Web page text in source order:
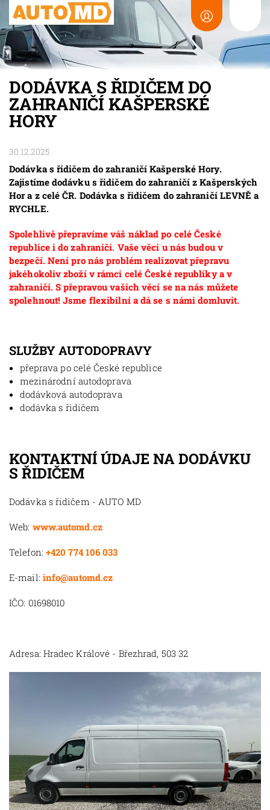
DODÁVKA S ŘIDIČEM DO
ZAHRANIČÍ KAŠPERSKÉ
HORY
30.12.2025
Dodávka s řidičem do zahraničí Kašperské Hory.
Zajistíme dodávku s řidičem do zahraničí z Kašperských
Hor a z celé ČR. Dodávka s řidičem do zahraničí LEVNĚ a
RYCHLE.
Spolehlivě přepravíme váš náklad po celé České
republice i do zahraničí. Vaše věci u nás budou v
bezpečí. Není pro nás problém realizovat přepravu
jakéhokoliv zboží v rámci celé České republiky a v
zahraničí. S přepravou vašich věcí se na nás můžete
spolehnout! Jsme flexibilní a dá se s námi domluvit.
SLUŽBY AUTODOPRAVY
přeprava po celé České republice
mezinárodní autodoprava
dodávková autodoprava
dodávka s řidičem
KONTAKTNÍ ÚDAJE NA DODÁVKU
S ŘIDIČEM
Dodávka s řidičem - AUTO MD
Web: www.automd.cz
Telefon: +420 774 106 033
E-mail: info@automd.cz
IČO: 01698010
Adresa: Hradec Králové - Březhrad, 503 32